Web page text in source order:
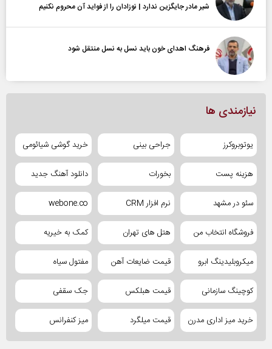
شیر مادر جایگزین ندارد | نوزادان را از فواید آن محروم نکنیم
فرهنگ اهدای خون باید نسل به نسل منتقل شود
نیازمندی ها
یوتوبروکرز جراحی بینی خرید گوشی شیائومی
هزینه پست بخورات دانلود آهنگ جدید
سئو در مشهد نرم افزار CRM webone.co
فروشگاه انتخاب من هتل های تهران کمک به خیریه
میکروبلیدینگ ابرو قیمت ضایعات آهن مفتول سیاه
کوچینگ سازمانی قیمت هبلکس جک سقفی
خرید میز اداری مدرن قیمت میلگرد میز کنفرانس